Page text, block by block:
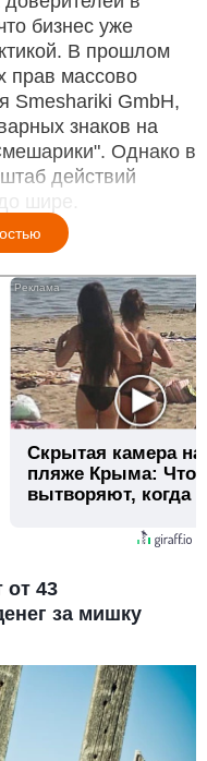
бизнес уже
В прошлом
прав массово
Smeshariki GmbH,
знаков на
Однако в
действий
шире.
Скрытая камера на
пляже Крыма: Что
вытворяют, когда
от 43
за мишку